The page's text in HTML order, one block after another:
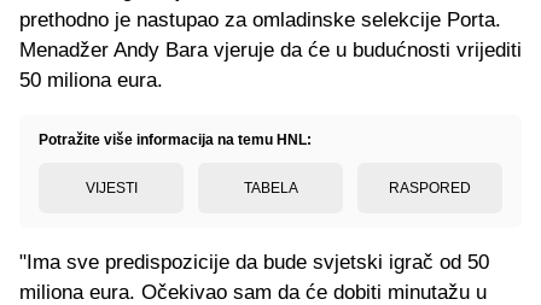
prethodno je nastupao za omladinske selekcije Porta.
Menadžer Andy Bara vjeruje da će u budućnosti vrijediti
50 miliona eura.
Potražite više informacija na temu HNL:
VIJESTI TABELA RASPORED
"Ima sve predispozicije da bude svjetski igrač od 50
miliona eura. Očekivao sam da će dobiti minutažu u